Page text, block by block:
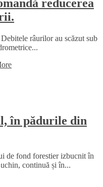
reducerea
râurilor au scăzut sub
în pădurile din
de fond forestier izbucnit în
continuă și în...